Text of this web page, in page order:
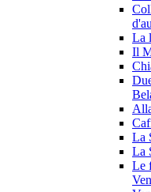
La
Il
La
La
Le